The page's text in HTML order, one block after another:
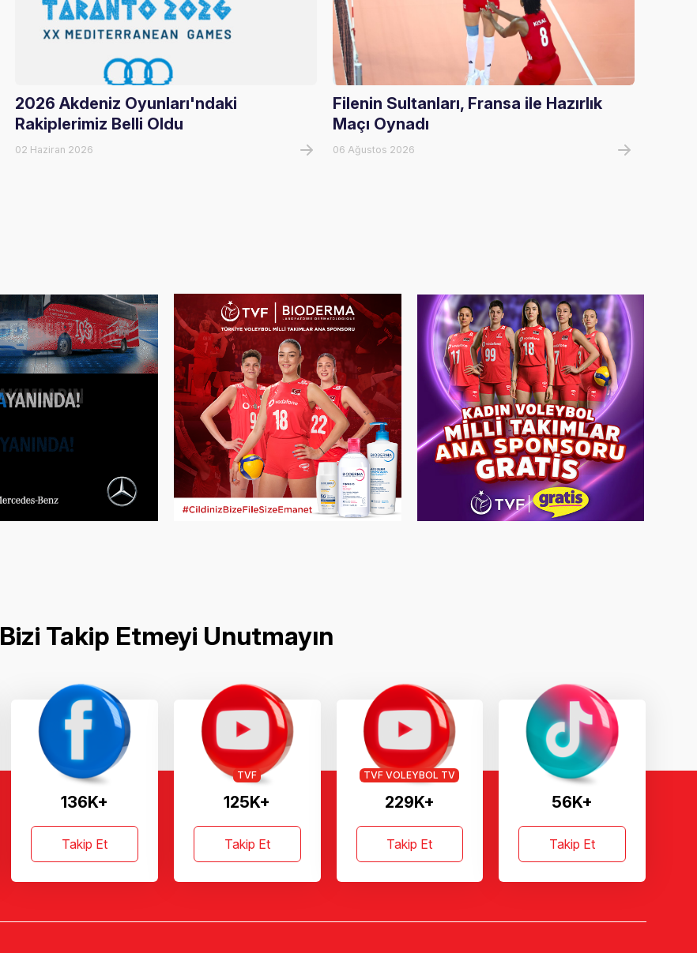
2026 Akdeniz Oyunları'ndaki
Rakiplerimiz Belli Oldu
02 Haziran 2026
Filenin Sultanları, Fransa ile Hazırlık
Maçı Oynadı
06 Ağustos 2026
Bizi Takip Etmeyi Unutmayın
136K+
Takip Et
125K+
TVF
Takip Et
229K+
TVF VOLEYBOL TV
Takip Et
56K+
Takip Et